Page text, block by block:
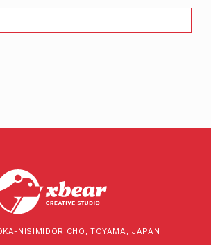
NISIMIDORICHO, TOYAMA, JAPAN